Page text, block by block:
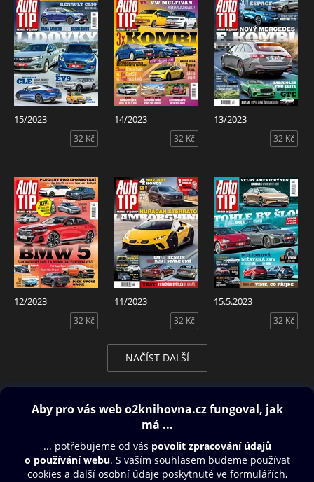
15/2023
32 Kč
14/2023
32 Kč
13/2023
32 Kč
12/2023
32 Kč
11/2023
32 Kč
15.5.2023
32 Kč
NAČÍST DALŠÍ
Obsah ke stažení
Moje O2 Knihovna